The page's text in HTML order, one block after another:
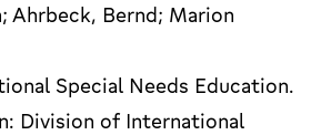
Ahrbeck, Bernd; Marion
Special Needs Education.
Division of International